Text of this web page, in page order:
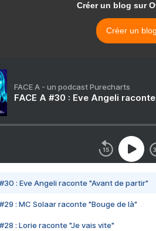
Créer un blog sur
Créer un blog
FACE A - un podcast Purecharts
FACE A #30 : Eve Angeli
#30 : Eve Angeli raconte "Avant de partir"
#29 : MC Solaar raconte "Bouge de là"
#28 : Lorie raconte "Je vais vite"